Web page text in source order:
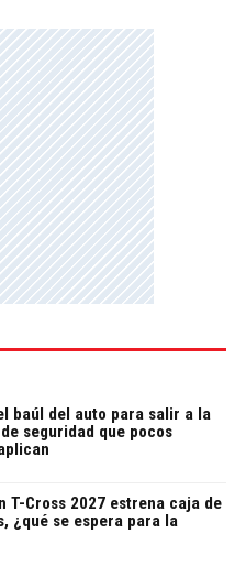
baúl del auto para salir a la
seguridad que pocos
T-Cross 2027 estrena caja de
¿qué se espera para la